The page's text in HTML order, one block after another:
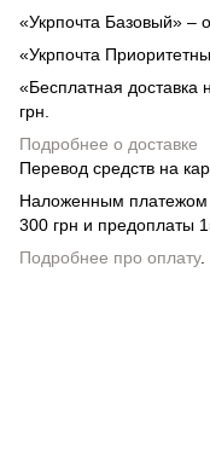
«Укрпочта Базовый» –
«Укрпочта
«Бесплатная доставка
грн.
Подробнее о доставке
Перевод средств на
Наложенным платежом
300 грн и предоплаты
Подробнее про оплату.